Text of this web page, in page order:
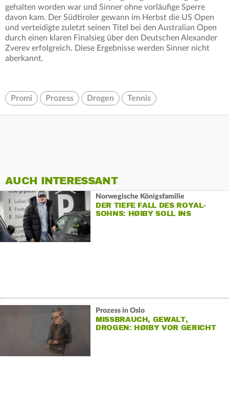
gehalten worden war und Sinner ohne vorläufige Sperre
davon kam. Der Südtiroler gewann im Herbst die US Open
und verteidigte zuletzt seinen Titel bei den Australian Open
durch einen klaren Finalsieg über den Deutschen Alexander
Zverev erfolgreich. Diese Ergebnisse werden Sinner nicht
aberkannt.
Promi Prozess Drogen Tennis
AUCH INTERESSANT
Norwegische Königsfamilie
DER TIEFE FALL DES ROYAL-
SOHNS: HØIBY SOLL INS
Prozess in Oslo
MISSBRAUCH, GEWALT,
DROGEN: HØIBY VOR GERICHT